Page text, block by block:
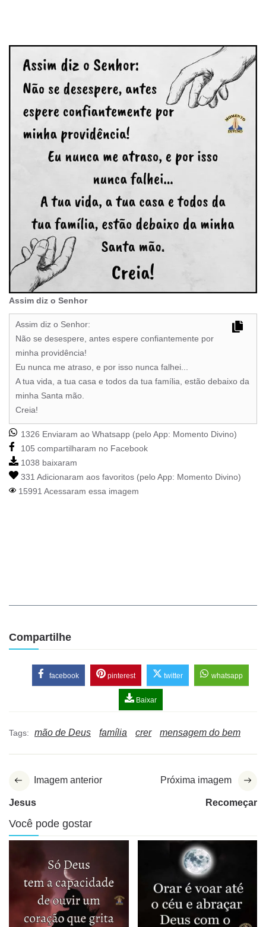
Assim diz o Senhor
Assim diz o Senhor:
Não se desespere, antes espere confiantemente por
minha providência!
Eu nunca me atraso, e por isso nunca falhei...
A tua vida, a tua casa e todos da tua família, estão debaixo da
minha Santa mão.
Creia!
1326 Enviaram ao Whatsapp (pelo App: Momento Divino)
105 compartilharam no Facebook
1038 baixaram
331 Adicionaram aos favoritos (pelo App: Momento Divino)
15991 Acessaram essa imagem
Compartilhe
facebook pinterest twitter whatsapp
Baixar
Tags: mão de Deus família crer mensagem do bem
Imagem anterior
Jesus
Próxima imagem
Recomeçar
Você pode gostar